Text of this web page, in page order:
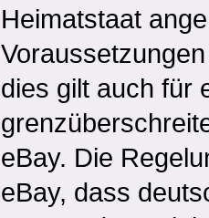
Heimatstaat
dies gilt auch für
eBay. Die
eBay, dass